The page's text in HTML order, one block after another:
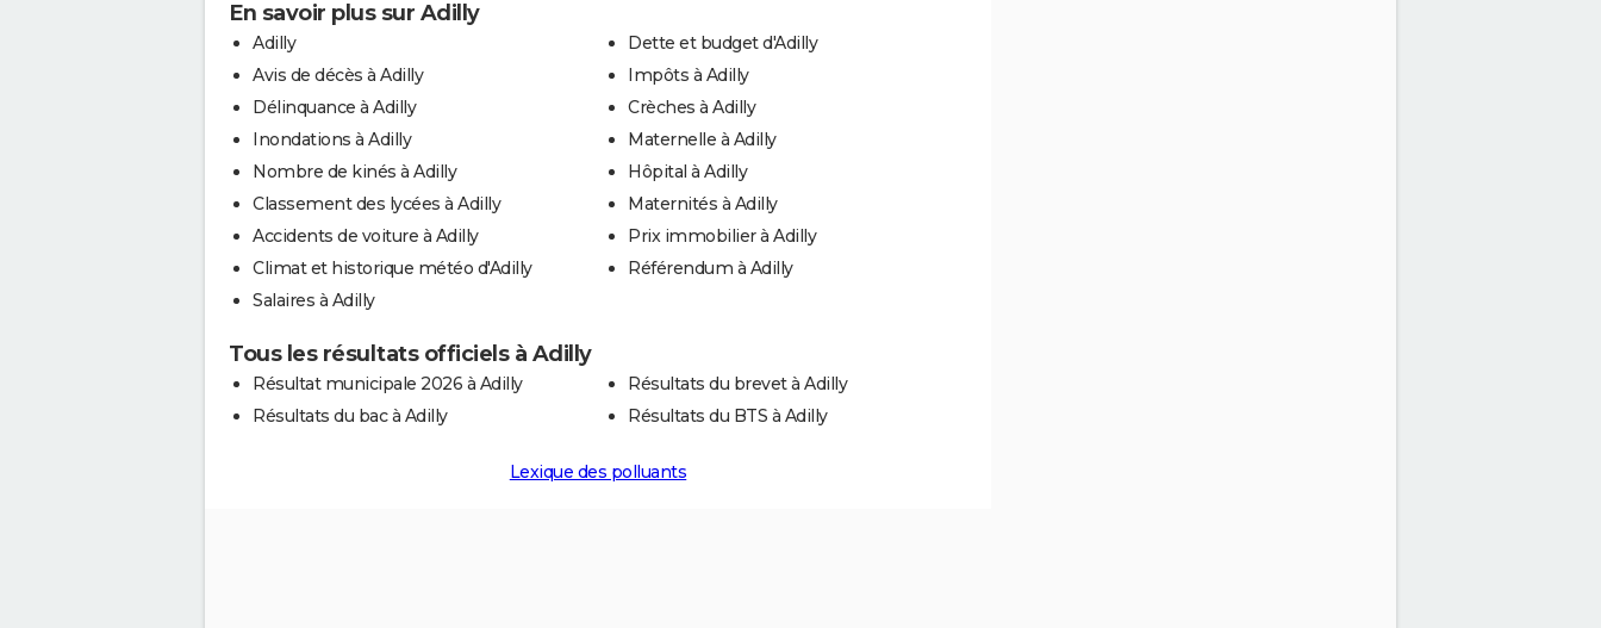
En savoir plus sur Adilly
Adilly
Avis de décès à Adilly
Délinquance à Adilly
Inondations à Adilly
Nombre de kinés à Adilly
Classement des lycées à Adilly
Accidents de voiture à Adilly
Climat et historique météo d'Adilly
Salaires à Adilly
Dette et budget d'Adilly
Impôts à Adilly
Crèches à Adilly
Maternelle à Adilly
Hôpital à Adilly
Maternités à Adilly
Prix immobilier à Adilly
Référendum à Adilly
Tous les résultats officiels à Adilly
Résultat municipale 2026 à Adilly
Résultats du bac à Adilly
Résultats du brevet à Adilly
Résultats du BTS à Adilly
Lexique des polluants